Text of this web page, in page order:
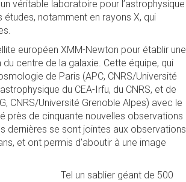
véritable laboratoire pour l’astrophysique
études, notamment en rayons X, qui
européen XMM-Newton pour établir une
centre de la galaxie. Cette équipe, qui
de Paris (APC, CNRS/Université
du CEA-Irfu, du CNRS, et de
CNRS/Université Grenoble Alpes) avec le
près de cinquante nouvelles observations
dernières se sont jointes aux observations
et ont permis d'aboutir à une image
Tel un sablier géant de 500